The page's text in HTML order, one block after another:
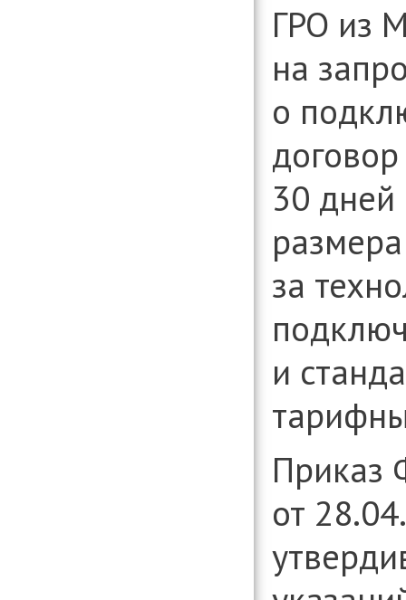
ГРО из
на
о
30
за
и
Приказ
от